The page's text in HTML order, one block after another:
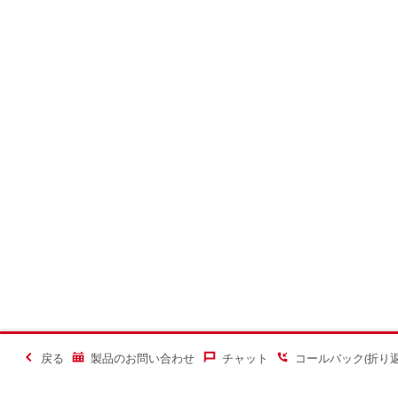
戻る 製品のお問い合わせ チャット コールバック(折り